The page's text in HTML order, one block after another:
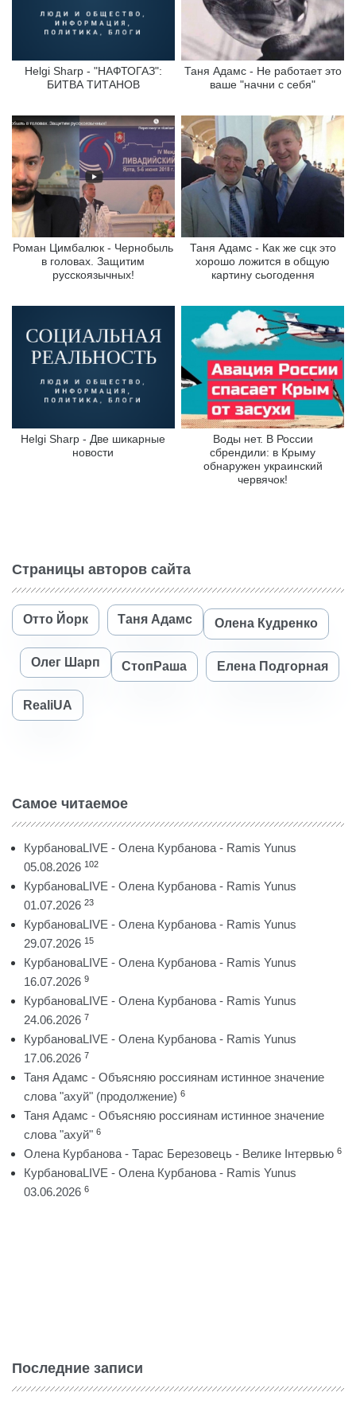
Helgi Sharp - "НАФТОГАЗ":
БИТВА ТИТАНОВ
Таня Адамс - Не работает это
ваше "начни с себя"
Роман Цимбалюк - Чернобыль
в головах. Защитим
русскоязычных!
Таня Адамс - Как же сцк это
хорошо ложится в общую
картину сьогодення
Helgi Sharp - Две шикарные
новости
Воды нет. В России
сбрендили: в Крыму
обнаружен украинский
червячок!
Страницы авторов сайта
Отто Йорк Таня Адамс Олена Кудренко
Олег Шарп СтопРаша Елена Подгорная
RealiUA
Самое читаемое
КурбановаLIVE - Олена Курбанова - Ramis Yunus
05.08.2026 102
КурбановаLIVE - Олена Курбанова - Ramis Yunus
01.07.2026 23
КурбановаLIVE - Олена Курбанова - Ramis Yunus
29.07.2026 15
КурбановаLIVE - Олена Курбанова - Ramis Yunus
16.07.2026 9
КурбановаLIVE - Олена Курбанова - Ramis Yunus
24.06.2026 7
КурбановаLIVE - Олена Курбанова - Ramis Yunus
17.06.2026 7
Таня Адамс - Объясняю россиянам истинное значение
слова "ахуй" (продолжение) 6
Таня Адамс - Объясняю россиянам истинное значение
слова "ахуй" 6
Олена Курбанова - Тарас Березовець - Велике Інтервью 6
КурбановаLIVE - Олена Курбанова - Ramis Yunus
03.06.2026 6
Последние записи